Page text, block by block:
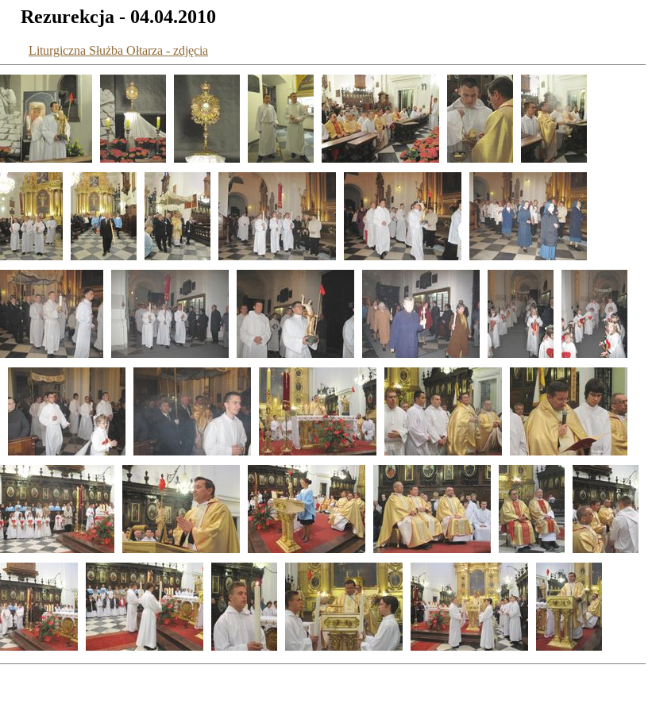
Rezurekcja - 04.04.2010
Liturgiczna Służba Ołtarza - zdjęcia